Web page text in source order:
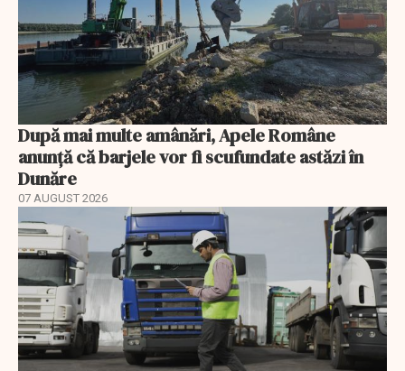
După mai multe amânări, Apele Române
anunță că barjele vor fi scufundate astăzi în
Dunăre
07 AUGUST 2026